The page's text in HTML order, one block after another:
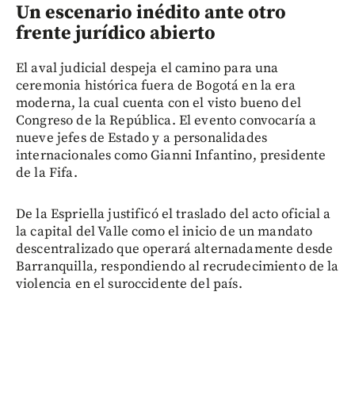
Un escenario inédito ante otro
frente jurídico abierto
El aval judicial despeja el camino para una
ceremonia histórica fuera de Bogotá en la era
moderna, la cual cuenta con el visto bueno del
Congreso de la República. El evento convocaría a
nueve jefes de Estado y a personalidades
internacionales como Gianni Infantino, presidente
de la Fifa.
De la Espriella justificó el traslado del acto oficial a
la capital del Valle como el inicio de un mandato
descentralizado que operará alternadamente desde
Barranquilla, respondiendo al recrudecimiento de la
violencia en el suroccidente del país.